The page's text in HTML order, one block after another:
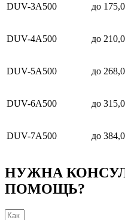
DUV-3A500 до 175,0
DUV-4A500 до 210,0
DUV-5A500 до 268,0
DUV-6A500 до 315,0
DUV-7A500 до 384,0
НУЖНА
ПОМОЩЬ?